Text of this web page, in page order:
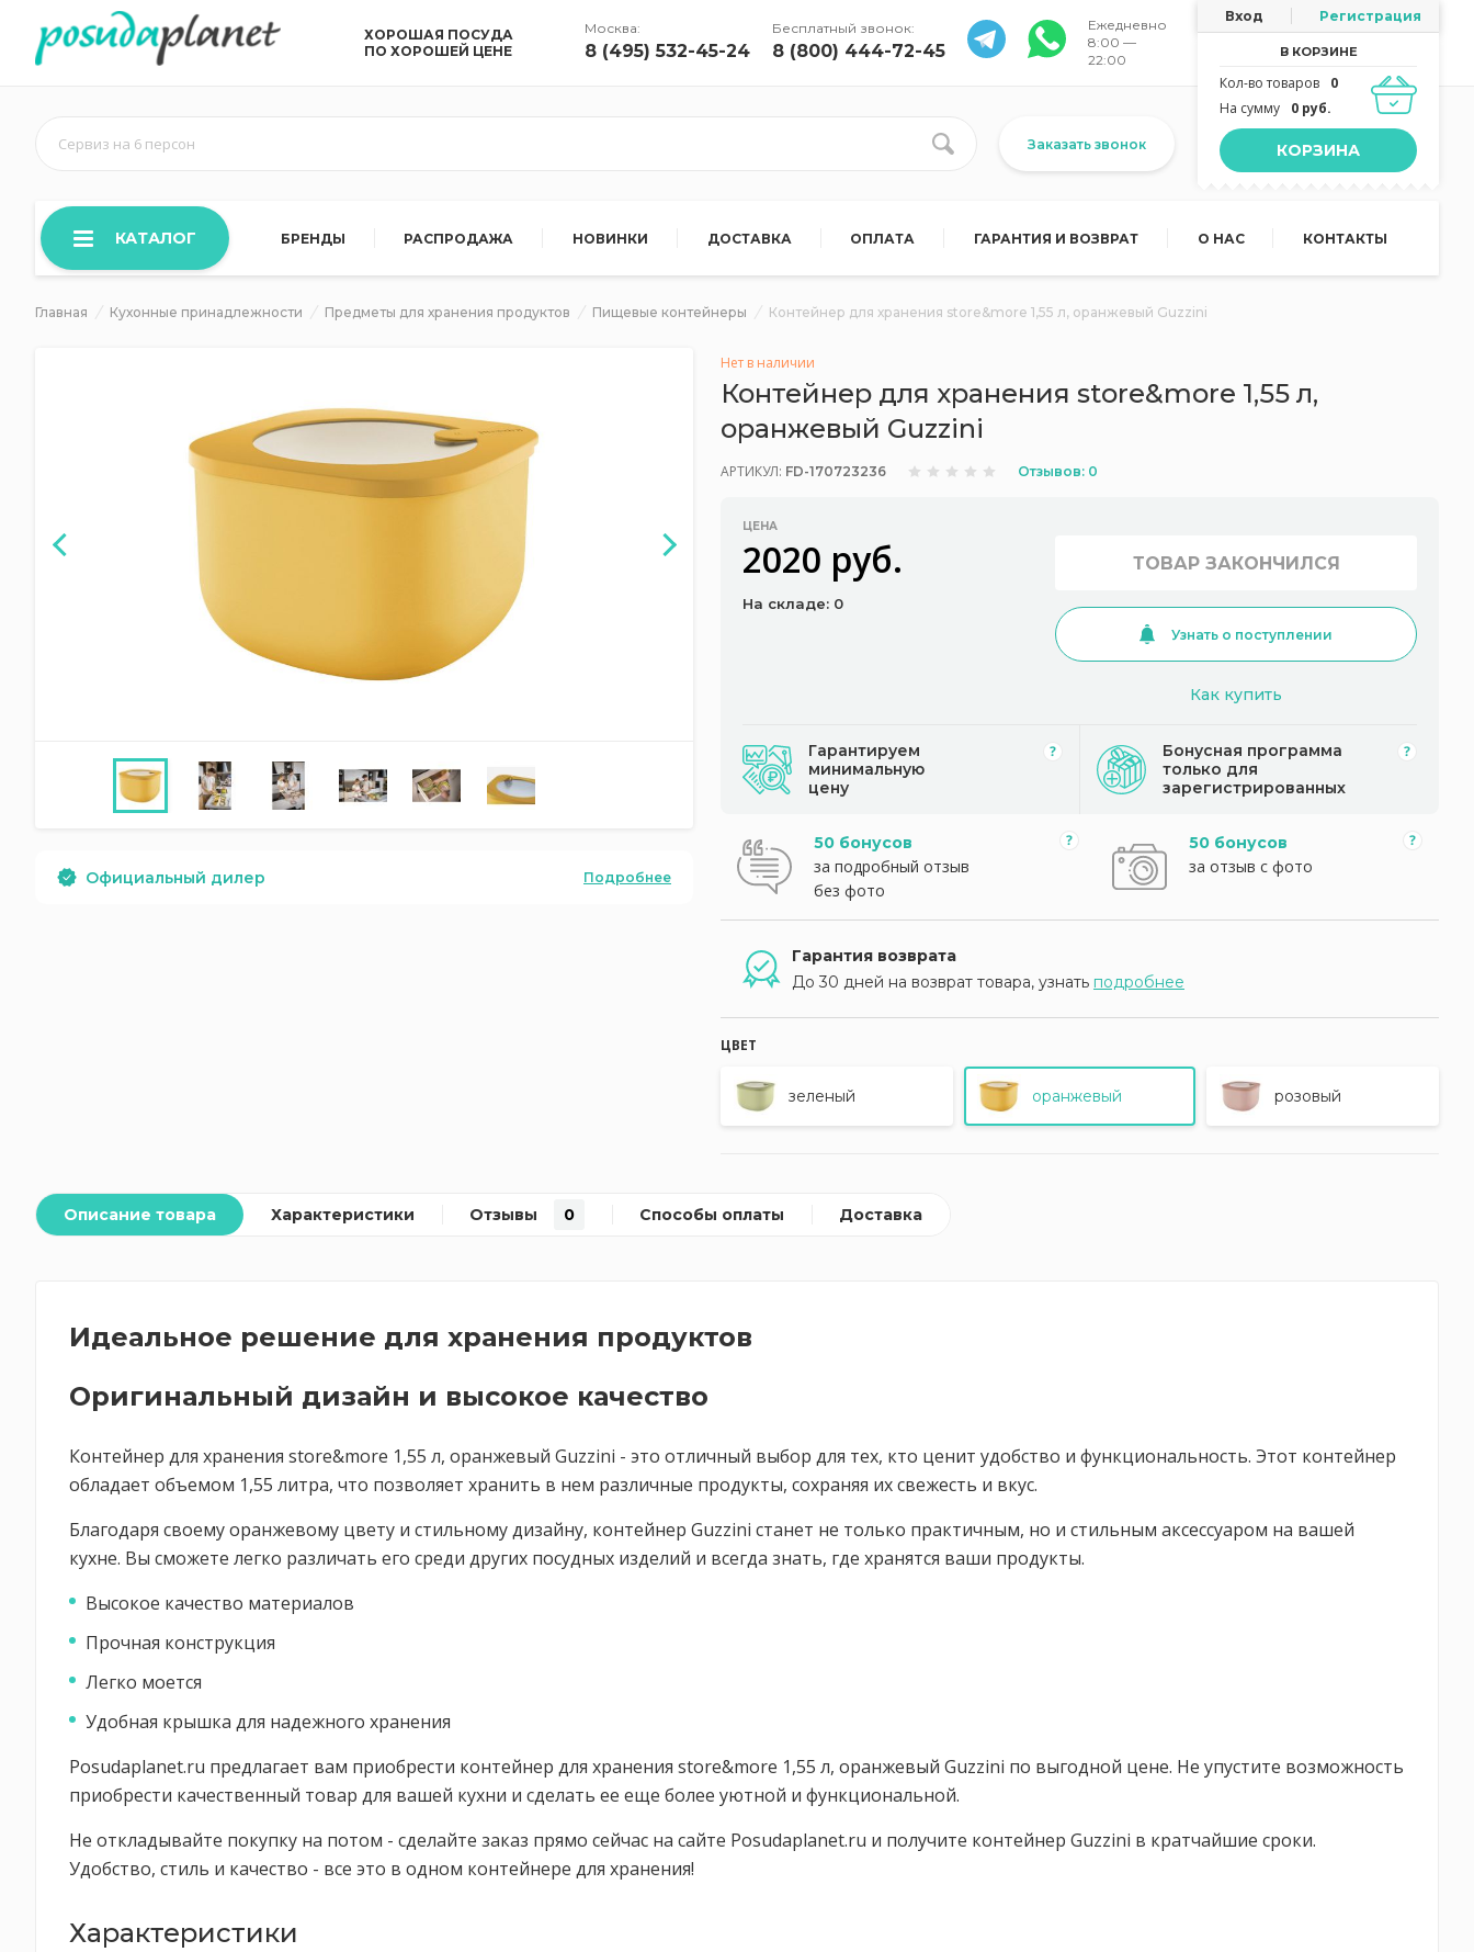
ХОРОШАЯ ПОСУДА
ПО ХОРОШЕЙ ЦЕНЕ
Москва:
8 (495) 532-45-24
Бесплатный звонок:
8 (800) 444-72-45
Ежедневно
8:00 —
22:00
Вход Регистрация
В КОРЗИНЕ
Кол-во товаров
0
На сумму
0 руб.
КОРЗИНА
Сервиз на 6 персон Заказать звонок
КАТАЛОГ БРЕНДЫ РАСПРОДАЖА НОВИНКИ ДОСТАВКА ОПЛАТА ГАРАНТИЯ И ВОЗВРАТ О НАС КОНТАКТЫ
Главная Кухонные принадлежности Предметы для хранения продуктов Пищевые контейнеры Контейнер для хранения store&more 1,55 л, оранжевый Guzzini
Официальный дилер Подробнее
Нет в наличии
Контейнер для хранения store&more 1,55 л,
оранжевый Guzzini
АРТИКУЛ: FD-170723236 Отзывов: 0
ЦЕНА
2020 руб.
На складе: 0
ТОВАР ЗАКОНЧИЛСЯ
Узнать о поступлении
Как купить
Гарантируем
минимальную
цену
Бонусная программа
только для
зарегистрированных
50 бонусов
за подробный отзыв
без фото
50 бонусов
за отзыв с фото
Гарантия возврата
До 30 дней на возврат товара, узнать подробнее
ЦВЕТ
зеленый оранжевый розовый
Описание товара Характеристики Отзывы 0 Способы оплаты Доставка
Идеальное решение для хранения продуктов
Оригинальный дизайн и высокое качество
Контейнер для хранения store&more 1,55 л, оранжевый Guzzini - это отличный выбор для тех, кто ценит удобство и функциональность. Этот контейнер
обладает объемом 1,55 литра, что позволяет хранить в нем различные продукты, сохраняя их свежесть и вкус.
Благодаря своему оранжевому цвету и стильному дизайну, контейнер Guzzini станет не только практичным, но и стильным аксессуаром на вашей
кухне. Вы сможете легко различать его среди других посудных изделий и всегда знать, где хранятся ваши продукты.
Высокое качество материалов
Прочная конструкция
Легко моется
Удобная крышка для надежного хранения
Posudaplanet.ru предлагает вам приобрести контейнер для хранения store&more 1,55 л, оранжевый Guzzini по выгодной цене. Не упустите возможность
приобрести качественный товар для вашей кухни и сделать ее еще более уютной и функциональной.
Не откладывайте покупку на потом - сделайте заказ прямо сейчас на сайте Posudaplanet.ru и получите контейнер Guzzini в кратчайшие сроки.
Удобство, стиль и качество - все это в одном контейнере для хранения!
Характеристики